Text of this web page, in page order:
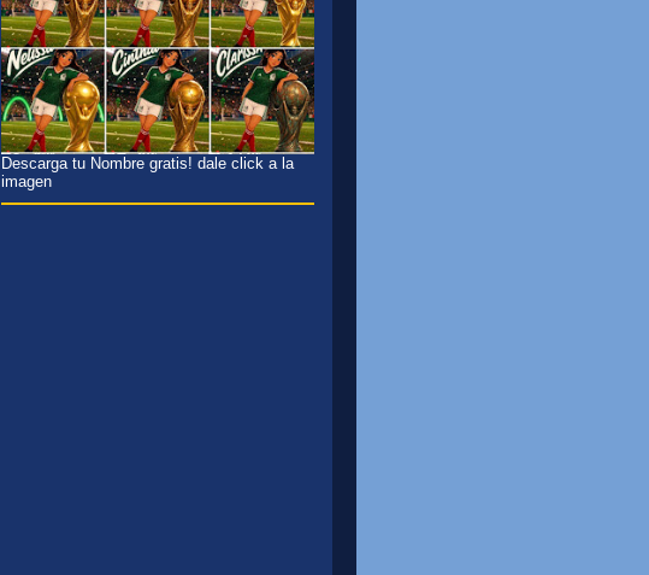
Descarga tu Nombre gratis! dale click a la
imagen